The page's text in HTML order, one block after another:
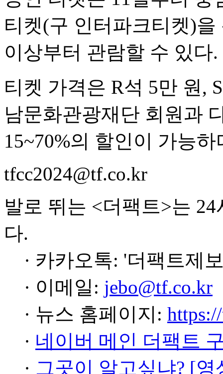
티켓(구 인터파크티켓)
이상부터 관람할 수 있다.
티켓 가격은 R석 5만 원,
남문화관광재단 회원과
15~70%의 할인이 가능하
tfcc2024@tf.co.kr
발로 뛰는 <더팩트>는
다.
· 카카오톡: '더팩트제
· 이메일: jebo@tf.co.kr
· 뉴스 홈페이지:
· 네이버 메인 더팩트
· 그곳이 알고싶냐? [